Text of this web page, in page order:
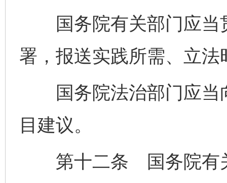
国务院有关部门应当
署，报送实践所需、立
国务院法治部门应当
目建议。
第十二条 国务院有关